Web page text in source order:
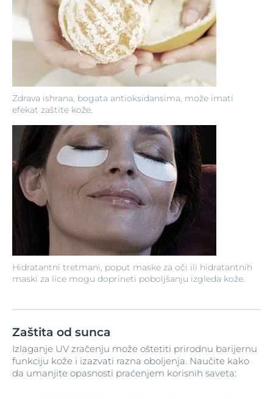
Zdrava ishrana, bogata antioksidansima, može imati
efekat zaštite kože.
Hidratantni tretmani, poput maske za oči ili hidratantnih
maski za lice mogu doprineti poboljšanju izgleda kože.
Zaštita od sunca
Izlaganje UV zračenju može oštetiti prirodnu barijernu
funkciju kože i izazvati razna oboljenja. Naučite kako
da umanjite opasnosti praćenjem korisnih saveta: